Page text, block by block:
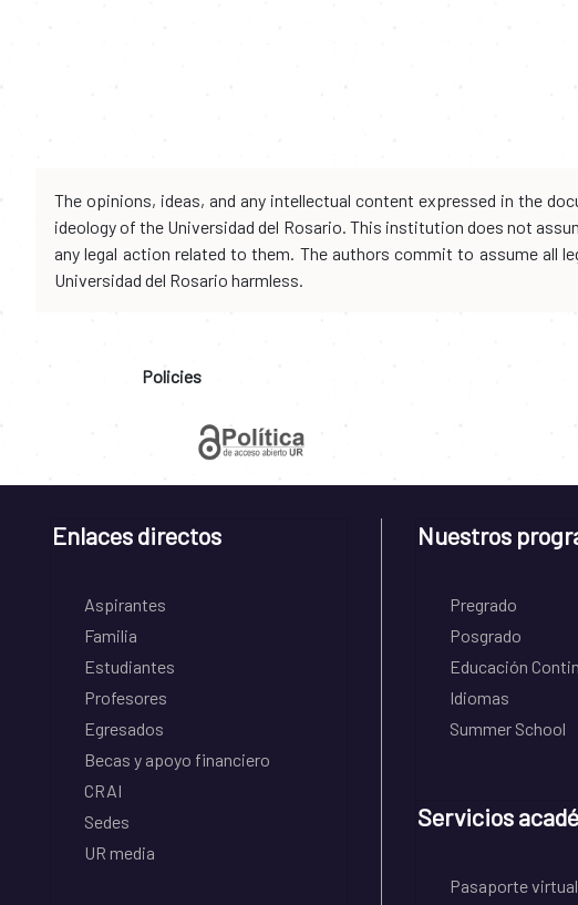
The opinions, ideas, and any intellectual content expressed in the
ideology of the Universidad del Rosario. This institution does not
any legal action related to them. The authors commit to assume all
Universidad del Rosario harmless.
Policies
Enlaces directos
Aspirantes
Familia
Estudiantes
Profesores
Egresados
Becas y apoyo financiero
CRAI
Sedes
UR media
Nuestros
Pregrado
Posgrado
Educación
Idiomas
Summer School
Servicios
Pasaporte virtual